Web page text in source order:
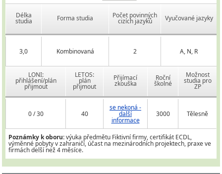
Délka
studia Forma studia Počet povinných
cizích jazyků Vyučované jazyky
3,0 Kombinovaná 2 A, N, R
LONI:
přihlášení/plán
přijmout
LETOS:
plán
přijmout
Přijímací
zkouška
Roční
školné
Možnost
studia pro
ZP
0 / 30 40
se nekoná -
další
informace
3000 Tělesně
Poznámky k oboru:výuka předmětu Fiktivní firmy, certifikát ECDL,
výměnné pobyty v zahraničí, účast na mezinárodních projektech, praxe ve
firmách delší než 4 měsíce.